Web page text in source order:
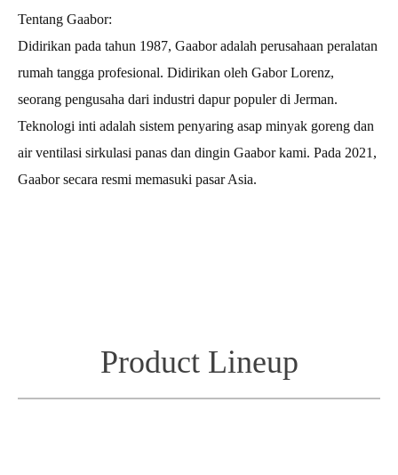
Tentang Gaabor:
Didirikan pada tahun 1987, Gaabor adalah perusahaan peralatan
rumah tangga profesional. Didirikan oleh Gabor Lorenz,
seorang pengusaha dari industri dapur populer di Jerman.
Teknologi inti adalah sistem penyaring asap minyak goreng dan
air ventilasi sirkulasi panas dan dingin Gaabor kami. Pada 2021,
Gaabor secara resmi memasuki pasar Asia.
Product Lineup